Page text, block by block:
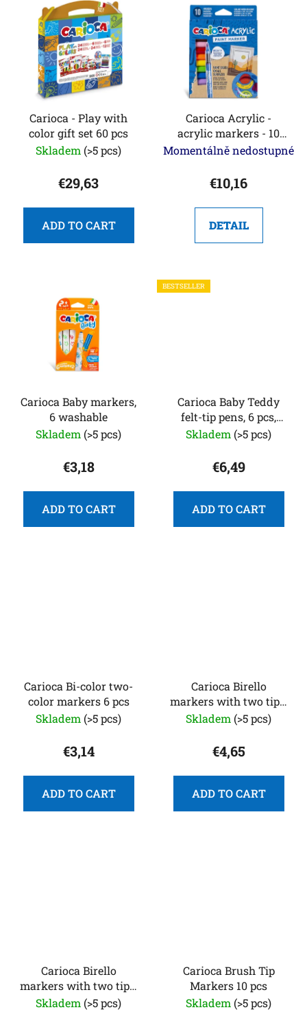
Carioca - Play with
color gift set 60 pcs
Skladem (>5 pcs)
€29,63
ADD TO CART
Carioca Acrylic -
acrylic markers - 10
pcs
Momentálně nedostupné
€10,16
DETAIL
Carioca Baby markers,
6 washable
Skladem (>5 pcs)
€3,18
ADD TO CART
BESTSELLER
Carioca Baby Teddy
felt-tip pens, 6 pcs,
from 1 year
Skladem (>5 pcs)
€6,49
ADD TO CART
Carioca Bi-color two-
color markers 6 pcs
Skladem (>5 pcs)
€3,14
ADD TO CART
Carioca Birello
markers with two tips,
12
Skladem (>5 pcs)
€4,65
ADD TO CART
Carioca Birello
markers with two tips,
24
Skladem (>5 pcs)
Carioca Brush Tip
Markers 10 pcs
Skladem (>5 pcs)